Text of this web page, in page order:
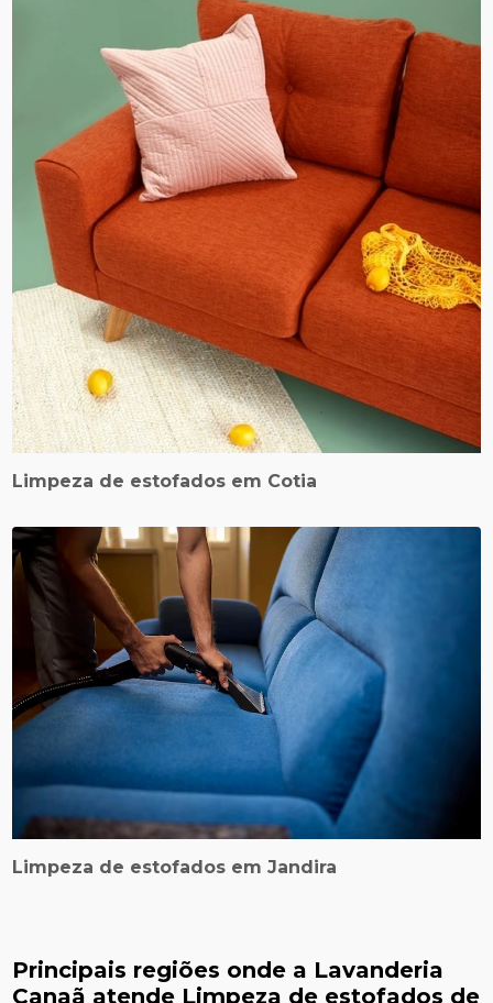
Limpeza de estofados em Cotia
Limpeza de estofados em Jandira
Principais regiões onde a Lavanderia
Canaã atende Limpeza de estofados de